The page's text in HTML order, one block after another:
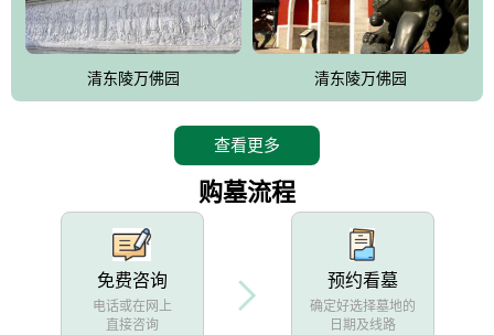
托、相互促进，园区绿化覆盖率达90%。
设计建造各种墓地墓位3万个；主体建筑金宝塔，墓位容量8万个，
能适应不同消费阶层的需求，为客户提供墓碑设计制作服务、特色
清东陵万佛园 清东陵万佛园
查看更多
购墓流程
免费咨询
电话或在网上
直接咨询
预约看墓
确定好选择墓地的
日期及线路